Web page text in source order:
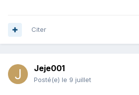
Citer
Jeje001
Posté(e) le 9 juillet